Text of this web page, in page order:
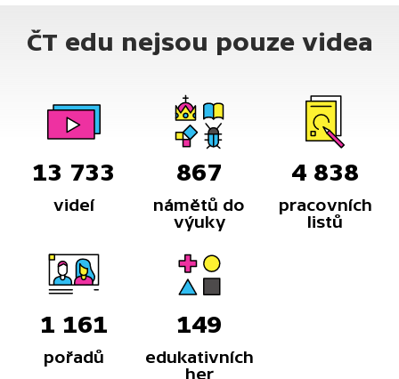
ČT edu nejsou pouze videa
13 733
videí
867
námětů do
výuky
4 838
pracovních
listů
1 161
pořadů
149
edukativních
her